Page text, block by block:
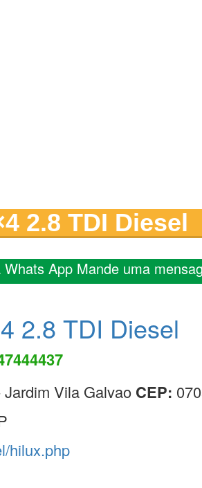
2.8 TDI Diesel
App Mande uma
2.8 TDI Diesel
Vila Galvao CEP:
hilux.php